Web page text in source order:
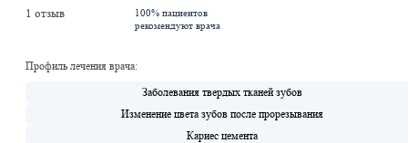
1 отзыв
100% пациентов
рекомендуют врача
Профиль лечения врача:
Заболевания твердых тканей зубов
Изменение цвета зубов после прорезывания
Кариес цемента